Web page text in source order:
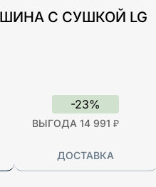
С СУШКОЙ LG
-23%
ВЫГОДА 14 991 ₽
ДОСТАВКА